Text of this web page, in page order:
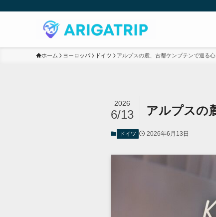
ホーム ヨーロッパ ドイツ アルプスの麓、古都ケンプテンで巡る
アルプスの
2026
6/13
ドイツ 2026年6月13日